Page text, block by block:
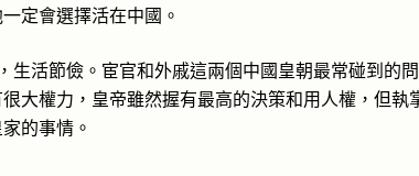
定會選擇活在中國。
生活節儉。宦官和外戚這兩個中國皇朝最常碰到的
大權力，皇帝雖然握有最高的決策和用人權，但執
的事情。